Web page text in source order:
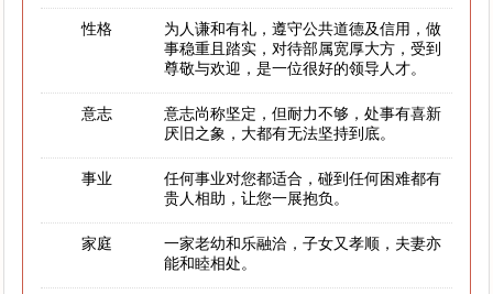
性格
为人谦和有礼，遵守公共道德及信用，做
事稳重且踏实，对待部属宽厚大方，受到
尊敬与欢迎，是一位很好的领导人才。
意志
意志尚称坚定，但耐力不够，处事有喜新
厌旧之象，大都有无法坚持到底。
事业
任何事业对您都适合，碰到任何困难都有
贵人相助，让您一展抱负。
家庭
一家老幼和乐融洽，子女又孝顺，夫妻亦
能和睦相处。